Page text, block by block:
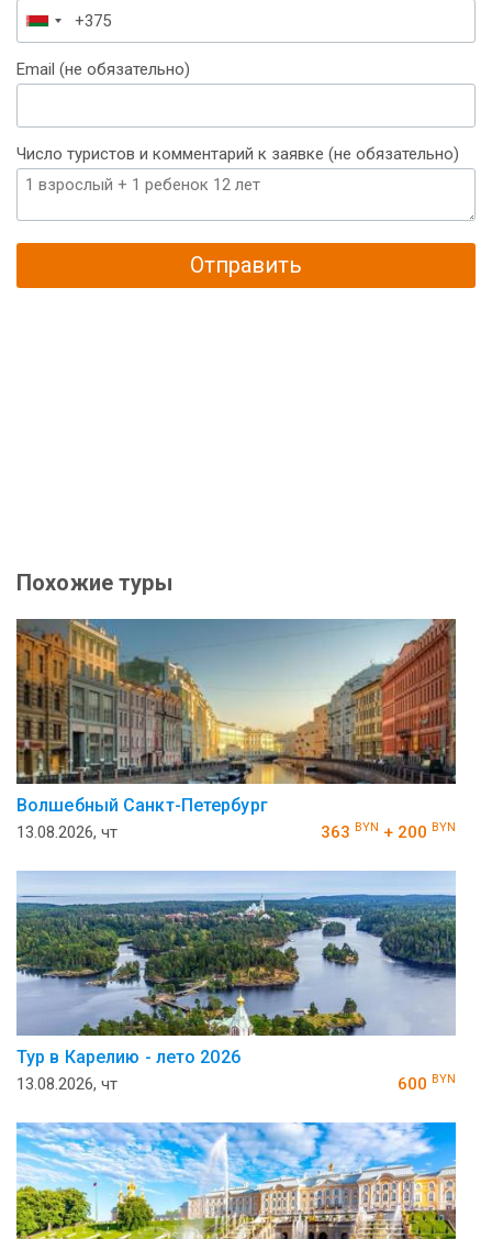
Беларусь
+375
Email (не обязательно)
Число туристов и комментарий к заявке (не обязательно)
Отправить
Похожие туры
Волшебный Санкт-Петербург
13.08.2026, чт 363 BYN + 200 BYN
Тур в Карелию - лето 2026
13.08.2026, чт 600 BYN